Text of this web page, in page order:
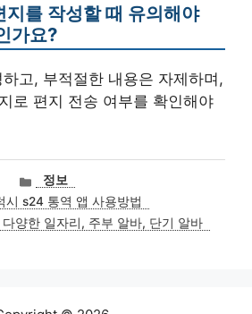
를 작성할 때 유의해야
가요?
고, 부적절한 내용은 자제하며,
로 편지 전송 여부를 확인해야
카
테
고
리
정보
시 s24 통역 앱 사용방법
양한 일자리, 주부 알바, 단기 알바